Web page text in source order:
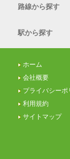
路線から探す
駅から探す
ホーム
会社概要
プライバシーポ
利用規約
サイトマップ